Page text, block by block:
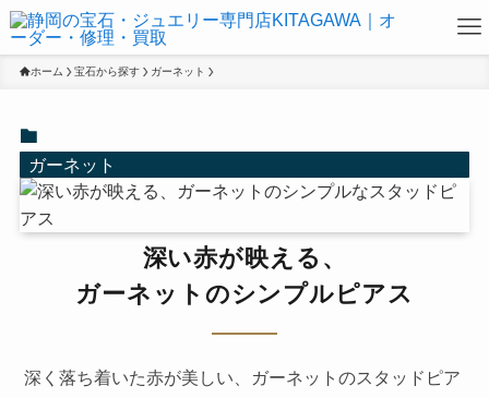
ホーム 宝石から探す ガーネット
ガーネット
深い赤が映える、
ガーネットのシンプルピアス
深く落ち着いた赤が美しい、ガーネットのスタッドピア